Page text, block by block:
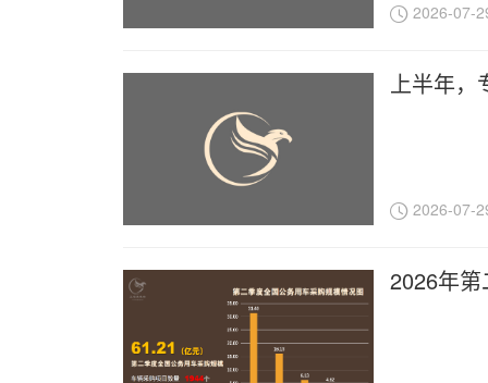
2026-07-
上半年，
2026-07-
2026年